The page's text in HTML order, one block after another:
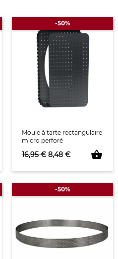
Moule à tarte rectangulaire
micro perforé
Prix de base
16,95 € Prix
8,48 € shopping_basket
-50%
-50%